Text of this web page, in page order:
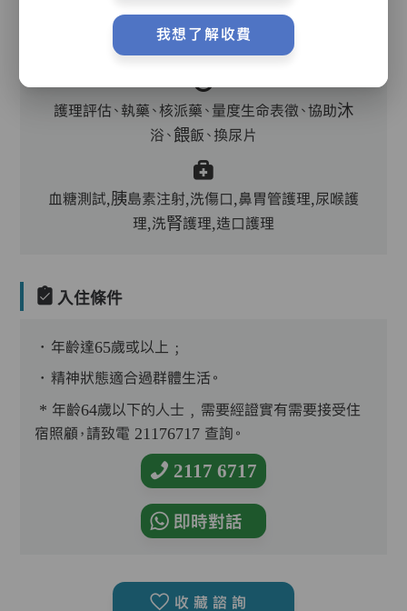
主管,助理員,護理員,保健員,到診醫生
護理評估、執藥、核派藥、量度生命表徵、協助沐
浴、餵飯、換尿片
血糖測試,胰島素注射,洗傷口,鼻胃管護理,尿喉護
理,洗腎護理,造口護理
入住條件
．年齡達65歲或以上﹔
．精神狀態適合過群體生活。
* 年齡64歲以下的人士﹐需要經證實有需要接受住
宿照顧，請致電 21176717 查詢。
2117 6717
即時對話
收藏諮詢
我想了解收費